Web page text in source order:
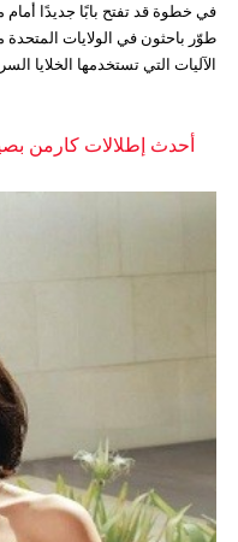
في خطوة قد تفتح بابًا جديدًا
طوّر باحثون في الولايات المتحدة
الآليات التي تستخدمها الخلايا
أحدث إطلالات كارمن